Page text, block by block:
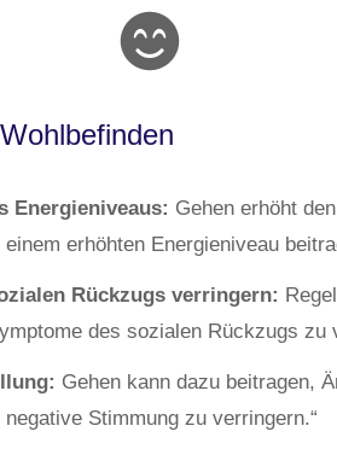
Energieniveaus: Gehen erhöht
erhöhten Energieniveau
Rückzugs verringern:
des sozialen Rückzugs zu
Gehen kann dazu beitragen,
Stimmung zu verringern.“